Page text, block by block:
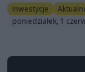
Inwestycje
poniedziałek, 1